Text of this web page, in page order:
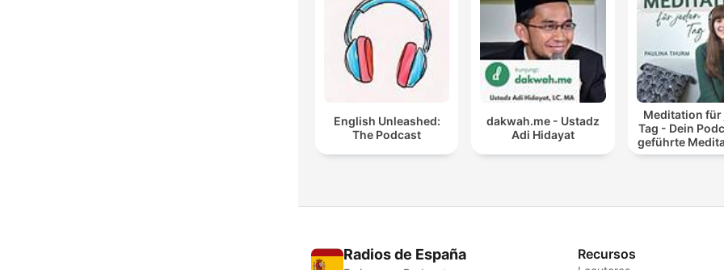
English Unleashed:
The Podcast
dakwah.me - Ustadz
Adi Hidayat
Meditation für
Tag - Dein
geführte
und
Radios de España Recursos